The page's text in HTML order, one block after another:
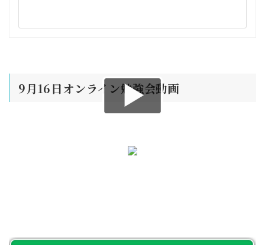
9月16日オンライン勉強会動画